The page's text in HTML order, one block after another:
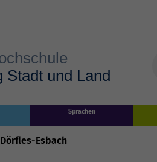
Sprachen
Dörfles-Esbach